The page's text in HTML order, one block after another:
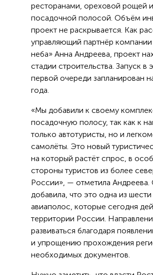
ресторанами, ореховой рощей
посадочной полосой. Объём
проект не раскрывается. Как
управляющий партнёр
неба» Анна Андреева, проект
стадии строительства. Запуск в
первой очереди запланирован
года.
«Мы добавили к своему
посадочную полосу, так как к
только автотуристы, но и
самолёты. Это новый
на который растёт спрос, в
стороны туристов из более
России», — отметила Андреева.
добавила, что это одна из шести
авиаполос, которые сегодня
территории России.
развиваться благодаря
и упрощению прохождения
необходимых документов.